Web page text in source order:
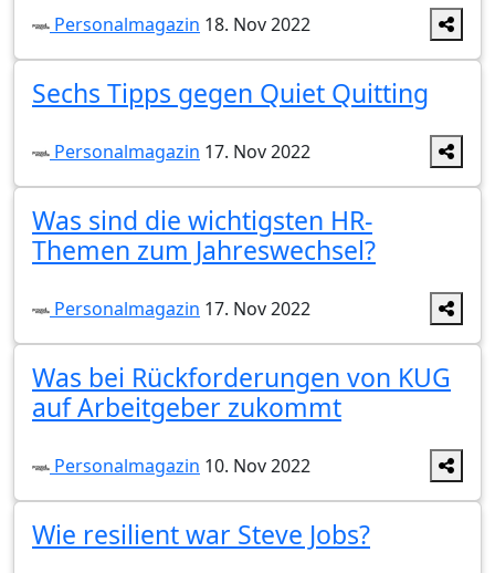
Personalmagazin 18. Nov 2022
Sechs Tipps gegen Quiet Quitting
Personalmagazin 17. Nov 2022
Was sind die wichtigsten HR-
Themen zum Jahreswechsel?
Personalmagazin 17. Nov 2022
Was bei Rückforderungen von KUG
auf Arbeitgeber zukommt
Personalmagazin 10. Nov 2022
Wie resilient war Steve Jobs?